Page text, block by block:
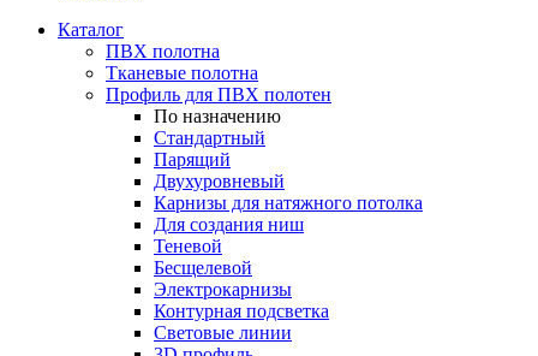
Каталог
ПВХ полотна
Тканевые полотна
Профиль для ПВХ полотен
По назначению
Стандартный
Парящий
Двухуровневый
Карнизы для натяжного потолка
Для создания ниш
Теневой
Бесщелевой
Электрокарнизы
Контурная подсветка
Световые линии